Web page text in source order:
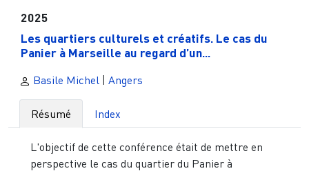
2025
Les quartiers culturels et créatifs. Le cas du
Panier à Marseille au regard d’un...
Basile Michel | Angers
Résumé Index
L'objectif de cette conférence était de mettre en
perspective le cas du quartier du Panier à